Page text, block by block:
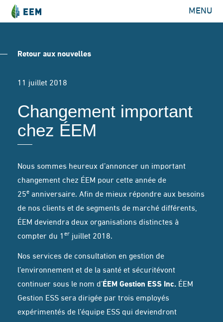
MENU
Retour aux nouvelles
11 juillet 2018
Changement important
chez ÉEM
Nous sommes heureux d’annoncer un important
changement chez ÉEM pour cette année de
25e anniversaire. Afin de mieux répondre aux besoins
de nos clients et de segments de marché différents,
ÉEM deviendra deux organisations distinctes à
compter du 1 er juillet 2018.
Nos services de consultation en gestion de
l’environnement et de la santé et sécuritévont
continuer sous le nom d’ÉEM Gestion ESS Inc. ÉEM
Gestion ESS sera dirigée par trois employés
expérimentés de l’équipe ESS qui deviendront